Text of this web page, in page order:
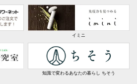
イミニ
知識で変わるあなたの暮らし ちそう